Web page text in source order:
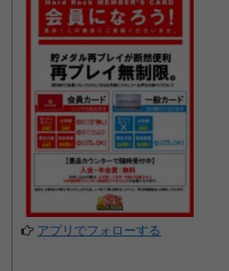
アプリでフォローする